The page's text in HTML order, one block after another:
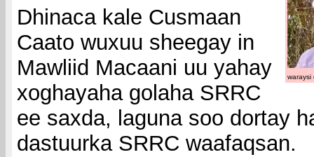
Dhinaca kale Cusmaan
Caato wuxuu sheegay in
Mawliid Macaani uu yahay
xoghayaha golaha SRRC
ee saxda, laguna soo dortay
dastuurka SRRC waafaqsan.